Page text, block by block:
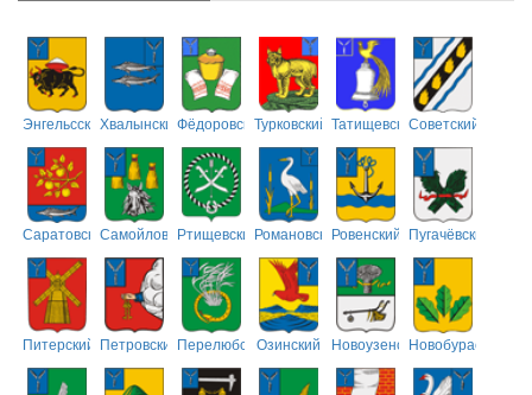
ЭнгельсскийХвалынскийФёдоровскийТурковский ТатищевскийСоветский
СаратовскийСамойловскийРтищевскийРомановскийРовенский Пугачёвский
Питерский ПетровскийПерелюбскийОзинский НовоузенскийНовобурасский